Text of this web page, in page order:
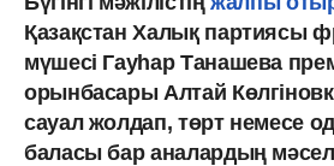
Қазақстан Халық партиясы
мүшесі Гауһар Танашева
орынбасары Алтай
сауал жолдап, төрт немесе
баласы бар аналардың